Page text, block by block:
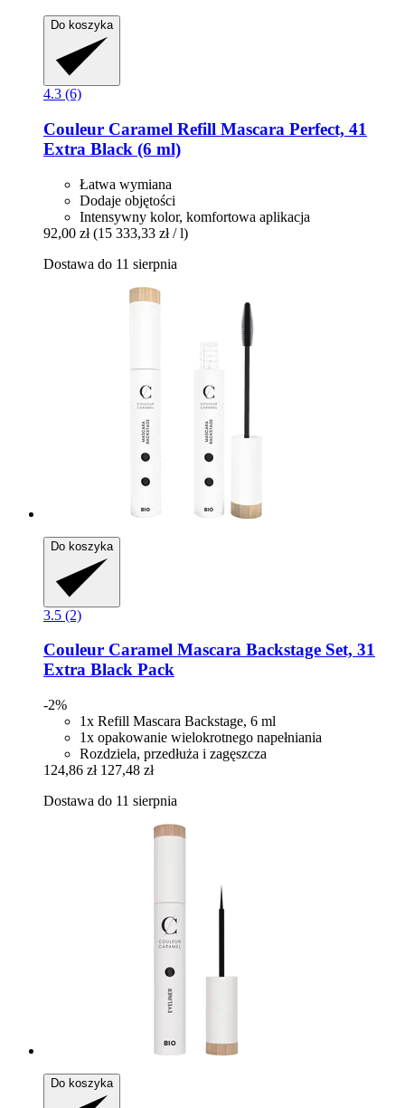
Do koszyka
4.3 (6)
Couleur Caramel Refill Mascara Perfect, 41
Extra Black (6 ml)
Łatwa wymiana
Dodaje objętości
Intensywny kolor, komfortowa aplikacja
92,00 zł (15 333,33 zł / l)
Dostawa do 11 sierpnia
Do koszyka
3.5 (2)
Couleur Caramel Mascara Backstage Set, 31
Extra Black Pack
-2%
1x Refill Mascara Backstage, 6 ml
1x opakowanie wielokrotnego napełniania
Rozdziela, przedłuża i zagęszcza
124,86 zł 127,48 zł
Dostawa do 11 sierpnia
Do koszyka